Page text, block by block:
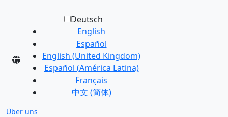
Deutsch
English
Español
English (United Kingdom)
Español (América Latina)
Français
中文 (简体)
Über uns